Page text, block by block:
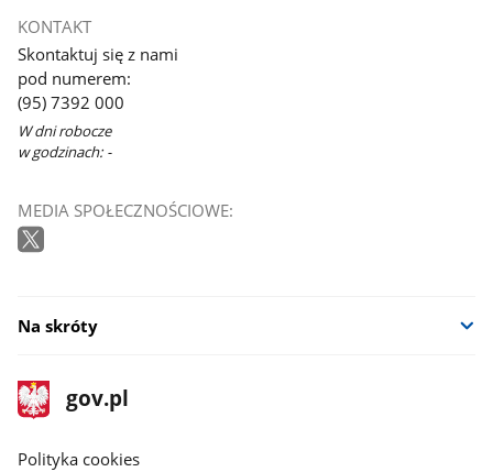
KONTAKT
Skontaktuj się z nami
pod numerem:
(95) 7392 000
W dni robocze
w godzinach: -
MEDIA SPOŁECZNOŚCIOWE:
Na skróty
stopka
gov.pl
Strona
gov.pl
gov.pl
Polityka cookies